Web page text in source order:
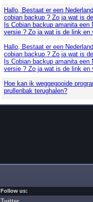
Hallo, Bestaat er een
cobian backup ? Zo ja wat is
Is Cobian backup amanita een
versie ? Zo ja wat is de link en
Hallo, Bestaat er een
cobian backup ? Zo ja wat is
Is Cobian backup amanita een
versie ? Zo ja wat is de link en
Hoe kan ik weggegooide
prullenbak terughalen?
Follow us: